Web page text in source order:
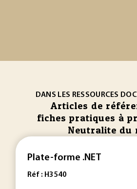
DANS LES RESSOURCES
Articles de
fiches pratiques à
Neutralite du
Plate-forme .NET
Réf : H3540